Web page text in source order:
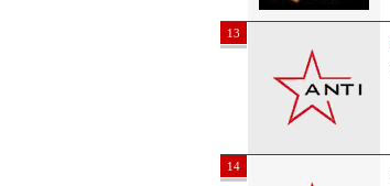
13
14